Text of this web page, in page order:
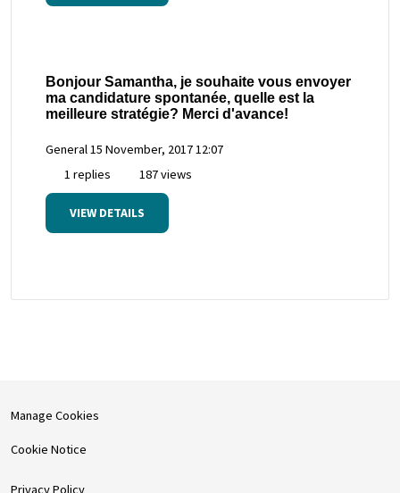
Bonjour Samantha, je souhaite vous envoyer
ma candidature spontanée, quelle est la
meilleure stratégie? Merci d'avance!
General 15 November, 2017 12:07
1 replies
187 views
VIEW DETAILS
Manage Cookies
Cookie Notice
Privacy Policy